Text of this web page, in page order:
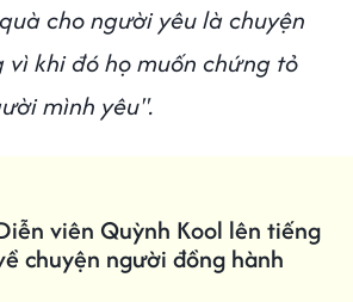
cho người yêu là chuyện
khi đó họ muốn chứng tỏ
mình yêu".
viên Quỳnh Kool lên tiếng
chuyện người đồng hành